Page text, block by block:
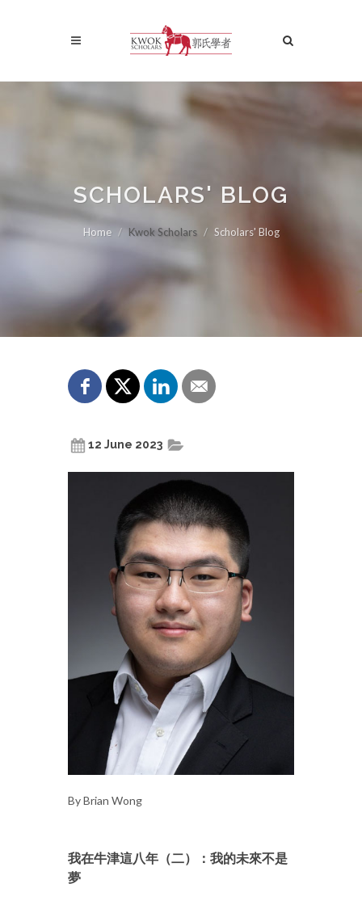
SCHOLARS' BLOG
Home Kwok Scholars Scholars' Blog
12 June 2023
By Brian Wong
我在牛津這八年（二）：我的未來不是
夢